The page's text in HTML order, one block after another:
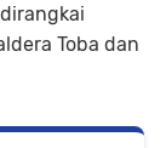
Toba dan